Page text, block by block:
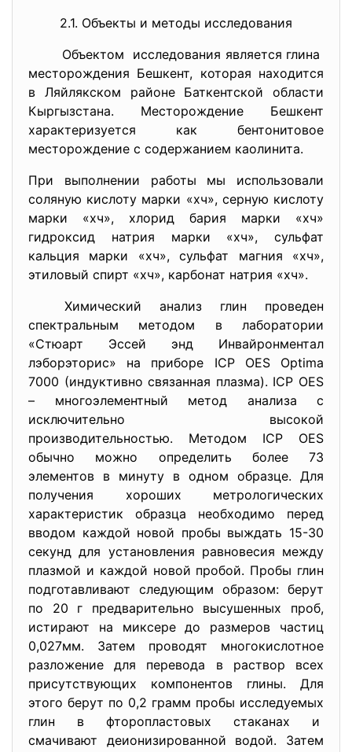
2.1. Объекты и методы исследования
Объектом исследования является глина
месторождения Бешкент, которая находится
в Ляйлякском районе Баткентской области
Кыргызстана. Месторождение Бешкент
характеризуется как бентонитовое
месторождение с содержанием каолинита.
При выполнении работы мы использовали
соляную кислоту марки «хч», серную кислоту
марки «хч», хлорид бария марки «хч»
гидроксид натрия марки «хч», сульфат
кальция марки «хч», сульфат магния «хч»,
этиловый спирт «хч», карбонат натрия «хч».
Химический анализ глин проведен
спектральным методом в лаборатории
«Стюарт Эссей энд Инвайронментал
лэборэторис» на приборе ICP OES Оptima
7000 (индуктивно связанная плазма). ICP OES
– многоэлементный метод анализа с
исключительно высокой
производительностью. Методом ICP OES
обычно можно определить более 73
элементов в минуту в одном образце. Для
получения хороших метрологических
характеристик образца необходимо перед
вводом каждой новой пробы выждать 15-30
секунд для установления равновесия между
плазмой и каждой новой пробой. Пробы глин
подготавливают следующим образом: берут
по 20 г предварительно высушенных проб,
истирают на миксере до размеров частиц
0,027мм. Затем проводят многокислотное
разложение для перевода в раствор всех
присутствующих компонентов глины. Для
этого берут по 0,2 грамм пробы исследуемых
глин в фторопластовых стаканах и
смачивают деионизированной водой. Затем